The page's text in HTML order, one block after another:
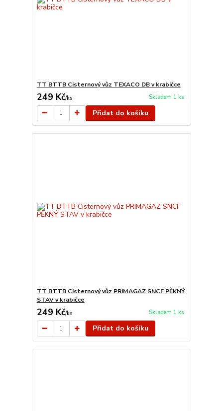
TT BTTB Cisternový vůz TEXACO DB v krabičce
249 Kč/ks Skladem 1 ks
Přidat do košíku
TT BTTB Cisternový vůz PRIMAGAZ SNCF PĚKNÝ
STAV v krabičce
249 Kč/ks Skladem 1 ks
Přidat do košíku